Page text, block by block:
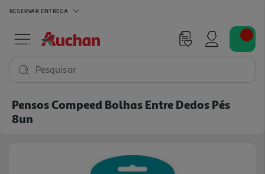
RESERVAR ENTREGA
Pesquisar
Pensos Compeed Bolhas Entre Dedos Pés
8un